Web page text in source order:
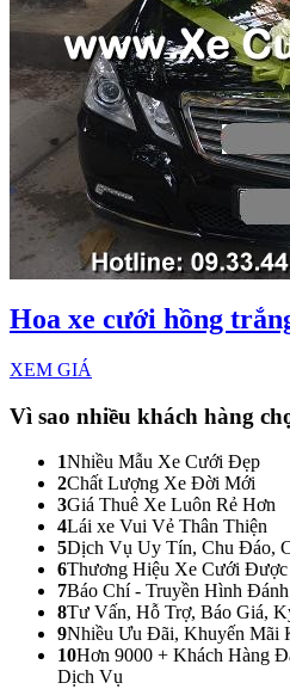
Hoa xe cưới hồng
XEM GIÁ
Vì sao nhiều khách hàng
1Nhiều Mẫu Xe Cưới Đẹp
2Chất Lượng Xe Đời Mới
3Giá Thuê Xe Luôn Rẻ Hơn
4Lái xe Vui Vẻ Thân Thiện
5Dịch Vụ Uy Tín, Chu Đáo,
6Thương Hiệu Xe Cưới
7Báo Chí - Truyền Hình
8Tư Vấn, Hỗ Trợ, Báo Giá,
9Nhiều Ưu Đãi, Khuyến Mãi
10Hơn 9000 + Khách Hàng
Dịch Vụ